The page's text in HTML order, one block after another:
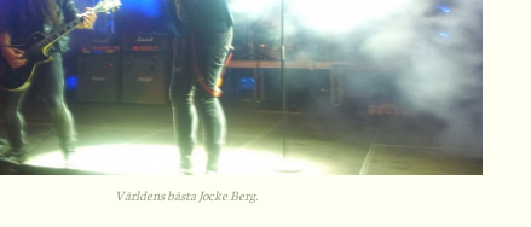
Världens bästa Jocke Berg.